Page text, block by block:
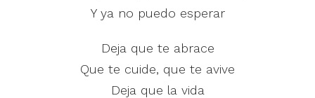
Y ya no puedo esperar
Deja que te abrace
Que te cuide, que te avive
Deja que la vida